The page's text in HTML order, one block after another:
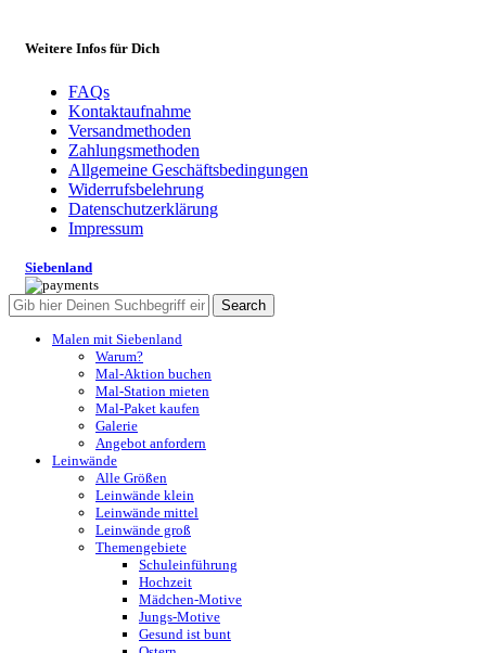
Weitere Infos für Dich
FAQs
Kontaktaufnahme
Versandmethoden
Zahlungsmethoden
Allgemeine Geschäftsbedingungen
Widerrufsbelehrung
Datenschutzerklärung
Impressum
Siebenland
Search
Malen mit Siebenland
Warum?
Mal-Aktion buchen
Mal-Station mieten
Mal-Paket kaufen
Galerie
Angebot anfordern
Leinwände
Alle Größen
Leinwände klein
Leinwände mittel
Leinwände groß
Themengebiete
Schuleinführung
Hochzeit
Mädchen-Motive
Jungs-Motive
Gesund ist bunt